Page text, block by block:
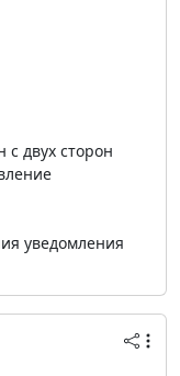
двух сторон
уведомления